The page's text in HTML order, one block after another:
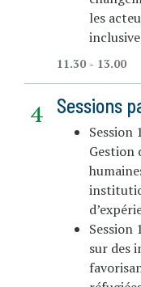
les
11.30 - 13.00
Sessions
Session
Gestion
Session
sur des